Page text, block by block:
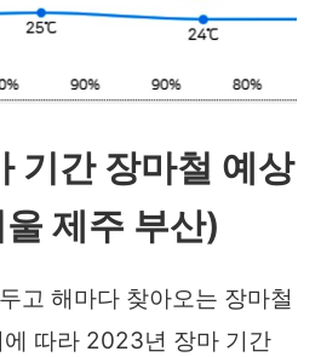
기간 장마철 예상
제주 부산)
고 해마다 찾아오는 장마철
따라 2023년 장마 기간